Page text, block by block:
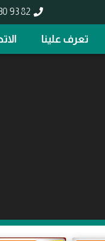
93 82
تعرف علينا